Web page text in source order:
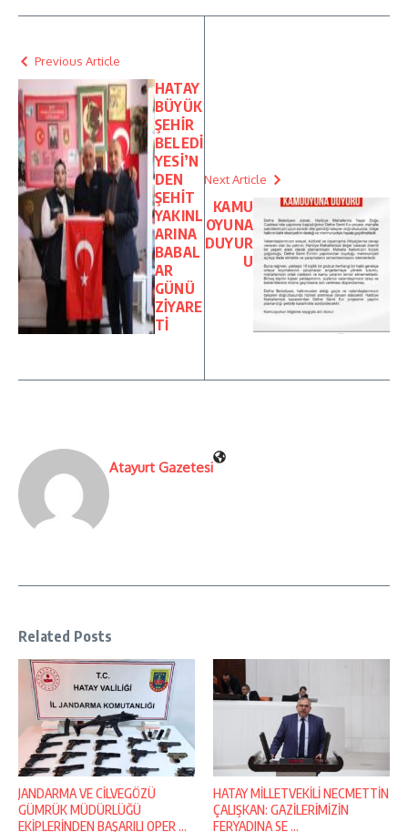
Previous Article
HATAY
BÜYÜK
ŞEHİR
BELEDİ
YESİ’N
DEN
ŞEHİT
YAKINL
ARINA
BABAL
AR
GÜNÜ
ZİYARE
Tİ
Next Article
KAMU
OYUNA
DUYUR
U
Atayurt Gazetesi
Related Posts
JANDARMA VE CİLVEGÖZÜ
GÜMRÜK MÜDÜRLÜĞÜ
EKİPLERİNDEN BAŞARILI OPER ...
HATAY MİLLETVEKİLİ NECMETTİN
ÇALIŞKAN: GAZİLERİMİZİN
FERYADINA SE ...